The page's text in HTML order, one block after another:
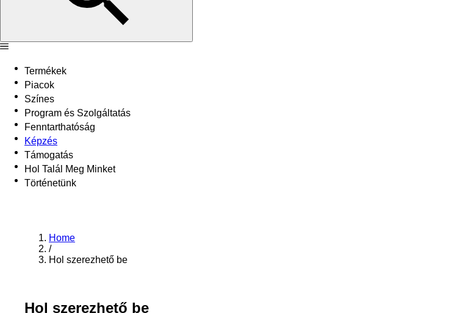
Termékek
Piacok
Színes
Program és Szolgáltatás
Fenntarthatóság
Képzés
Támogatás
Hol Talál Meg Minket
Történetünk
Home
/
Hol szerezhető be
Hol szerezhető be